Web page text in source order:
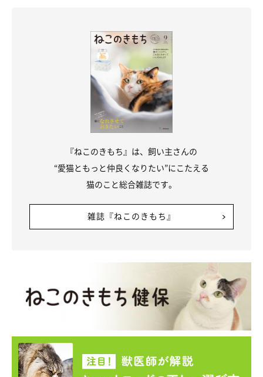
①食事環境を見直そう
雑菌を増やさないための対策
猫の食事が終わったらフードボウルを必ず洗う
1日に1回は水の容器を洗う
ておくことが大切です。
『ねこのきもち』は、飼い主さんの
“愛猫ともっと仲良くなりたい”にこたえる
猫のこと総合雑誌です。
雑誌『ねこのきもち』